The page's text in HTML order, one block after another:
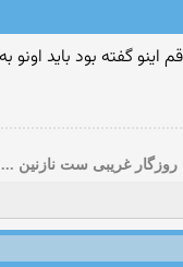
اينو گفته بود بايد اونو
روزگار غریبی ست نازنین ...